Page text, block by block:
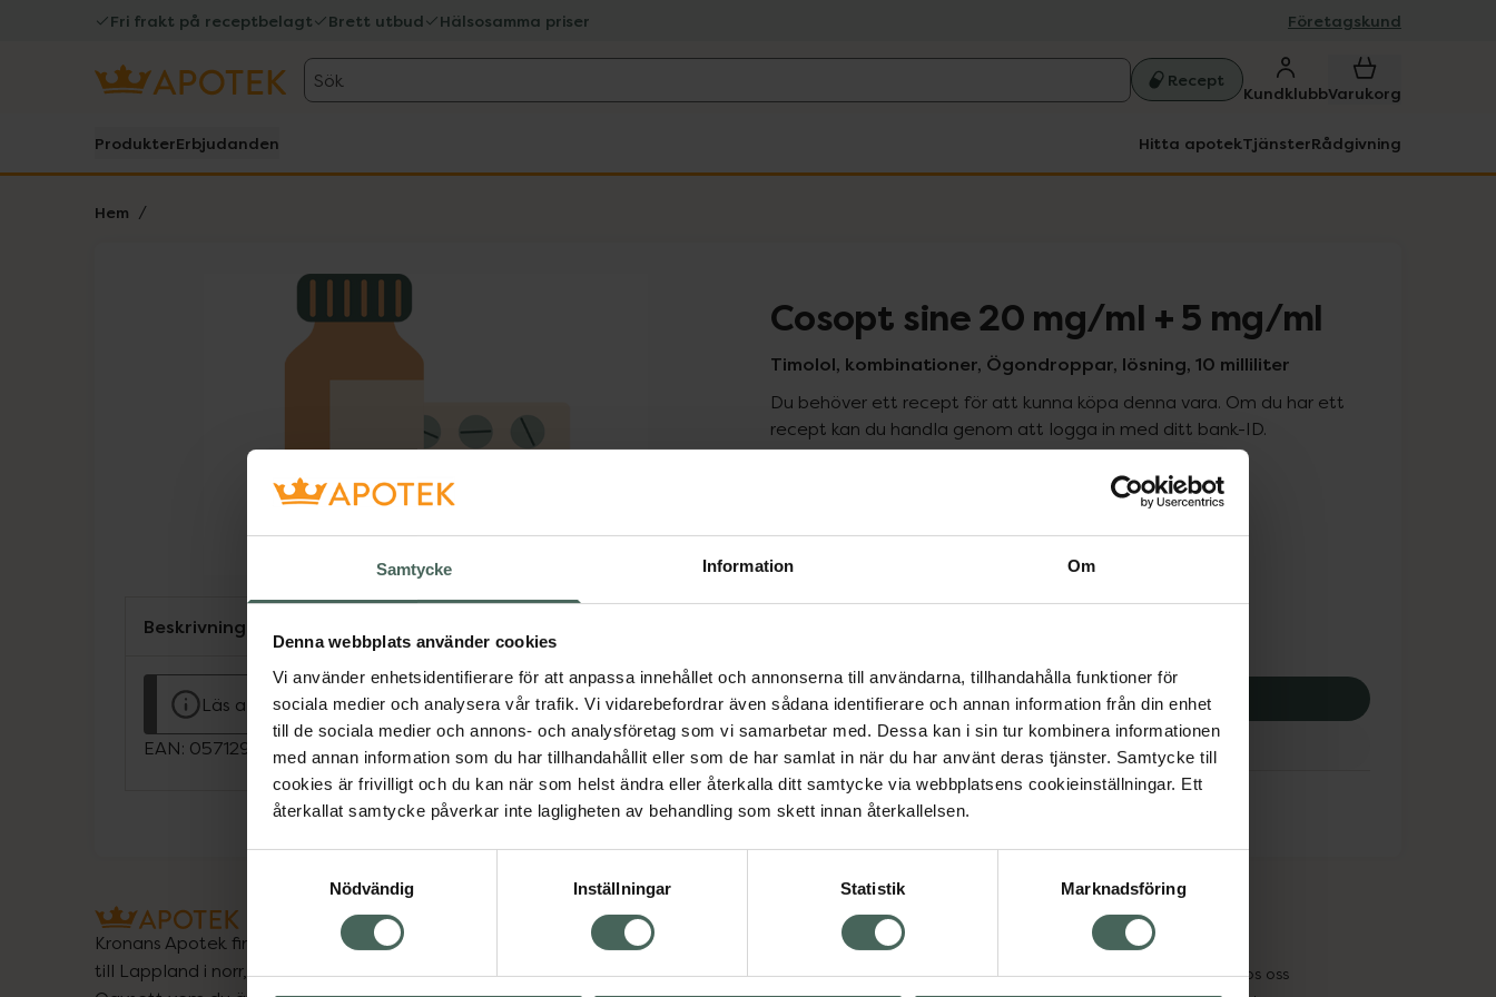
Samtycke Information Om
Denna webbplats använder cookies
Vi använder enhetsidentifierare för att anpassa innehållet och annonserna till användarna, tillhandahålla funktioner för
sociala medier och analysera vår trafik. Vi vidarebefordrar även sådana identifierare och annan information från din enhet
till de sociala medier och annons- och analysföretag som vi samarbetar med. Dessa kan i sin tur kombinera informationen
med annan information som du har tillhandahållit eller som de har samlat in när du har använt deras tjänster. Samtycke till
cookies är frivilligt och du kan när som helst ändra eller återkalla ditt samtycke via webbplatsens cookieinställningar. Ett
återkallat samtycke påverkar inte lagligheten av behandling som skett innan återkallelsen.
Nödvändig
Inställningar Statistik Marknadsföring
Fri frakt på receptbelagt Brett utbud Hälsosamma priser Företagskund
Sök Recept
KundklubbVarukorg
ProdukterErbjudanden Hitta apotekTjänsterRådgivning
Hem
Lista: . Innehåller 1 objekt. Cosopt sine 20 mg/ml + 5 mg/ml
Timolol, kombinationer, Ögondroppar, lösning, 10 milliliter
Du behöver ett recept för att kunna köpa denna vara. Om du har ett
recept kan du handla genom att logga in med ditt bank-ID.
Pris med recept
286,61 kr
Köp via ditt recept
Aktuella erbjudanden
Beskrivning
Läs alltid bipacksedeln innan användning.
EAN: 05712923017533
Kronans Apotek finns här för dig. Du hittar oss från Skåne i syd
till Lappland i norr, och online i mobilen och på datorn.
Vanliga frågor
Om recept och läkemedel
Högkostnadsskyddet
Jobba hos oss